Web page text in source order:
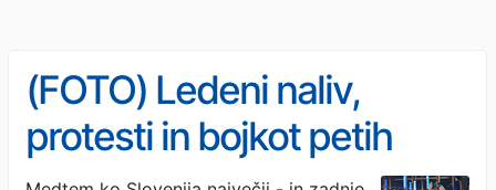
(FOTO) Ledeni naliv,
protesti in bojkot petih